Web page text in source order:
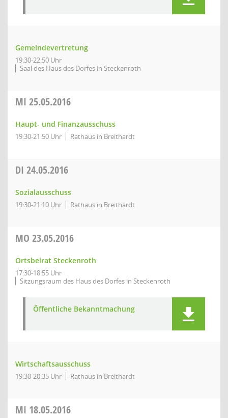
Gemeindevertretung
19:30-22:50 Uhr
Saal des Haus des Dorfes in Steckenroth
MI 25.05.2016
Haupt- und Finanzausschuss
19:30-21:50 Uhr Rathaus in Breithardt
DI 24.05.2016
Sozialausschuss
19:30-21:10 Uhr Rathaus in Breithardt
MO 23.05.2016
Ortsbeirat Steckenroth
17:30-18:55 Uhr
Sitzungsraum des Haus des Dorfes in Steckenroth
Öffentliche Bekanntmachung
Wirtschaftsausschuss
19:30-20:35 Uhr Rathaus in Breithardt
MI 18.05.2016